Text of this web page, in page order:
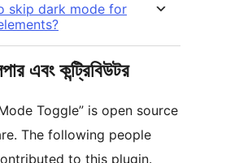
skip dark mode for
এবং কন্ট্রিবিউটর
Toggle” is open source
The following people
to this plugin.